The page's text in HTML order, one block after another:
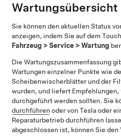
Wartungsübersicht
Sie können den aktuellen Status
anzeigen, indem Sie auf dem
Fahrzeug > Service > Wartung
Die Wartungszusammenfassung
Wartungen einzelner Punkte wie
Scheibenwischerblätter und der
wurden, und liefert Empfehlungen,
durchgeführt werden sollten. Sie
durchführen oder von Tesla oder
Reparaturbetrieb durchführen
abgeschlossen ist, können Sie den